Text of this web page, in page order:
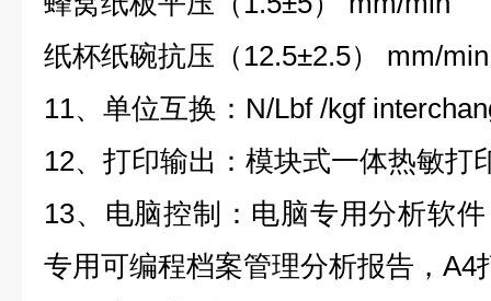
纸杯纸碗抗压（12.5±2.5） mm/min
11、单位互换：N/Lbf /kgf
12、打印输出：模块式一体热敏打
13、电脑控制：电脑专用分析软
专用可编程档案管理分析报告，A4